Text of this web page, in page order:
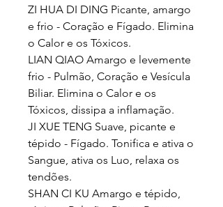
ZI HUA DI DING Picante, amargo
e frio - Coração e Fígado. Elimina
o Calor e os Tóxicos.
LIAN QIAO Amargo e levemente
frio - Pulmão, Coração e Vesícula
Biliar. Elimina o Calor e os
Tóxicos, dissipa a inflamação.
JI XUE TENG Suave, picante e
tépido - Fígado. Tonifica e ativa o
Sangue, ativa os Luo, relaxa os
tendões.
SHAN CI KU Amargo e tépido,